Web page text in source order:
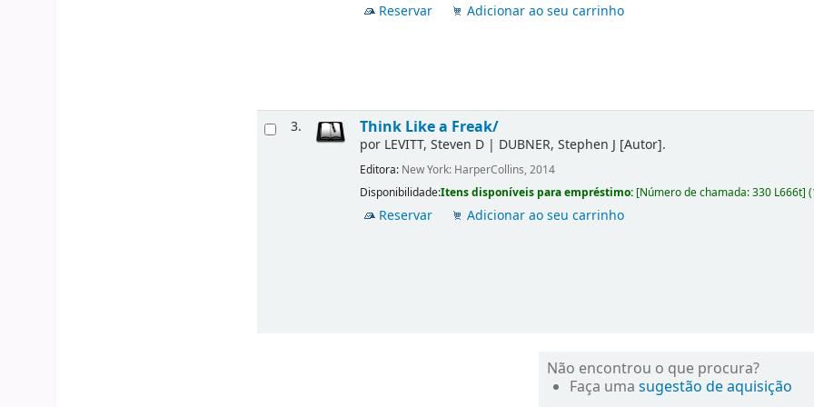
Reservar Adicionar ao seu carrinho
3. Think Like a Freak/
por LEVITT, Steven D | DUBNER, Stephen J [Autor].
Editora: New York: HarperCollins, 2014
Disponibilidade:Itens disponíveis para empréstimo: [Número de chamada:330 L666t]
Reservar Adicionar ao seu carrinho
Não encontrou o que procura?
Faça uma sugestão de aquisição